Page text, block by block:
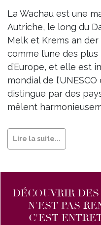
La Wachau est une
Autriche, le long du
Melk et Krems an
comme l’une des
d’Europe, et elle est
mondial de
distingue par des
mêlent
Lire la suite...
DÉCOUVRIR
N'EST PAS
C'EST